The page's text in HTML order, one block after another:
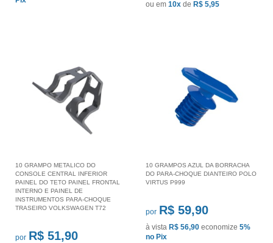
ou em 10x de R$ 5,95
10 GRAMPO METALICO DO
CONSOLE CENTRAL INFERIOR
PAINEL DO TETO PAINEL FRONTAL
INTERNO E PAINEL DE
INSTRUMENTOS PARA-CHOQUE
TRASEIRO VOLKSWAGEN T72
por R$ 51,90
10 GRAMPOS AZUL DA BORRACHA
DO PARA-CHOQUE DIANTEIRO POLO
VIRTUS P999
por R$ 59,90
à vista R$ 56,90 economize 5%
no Pix